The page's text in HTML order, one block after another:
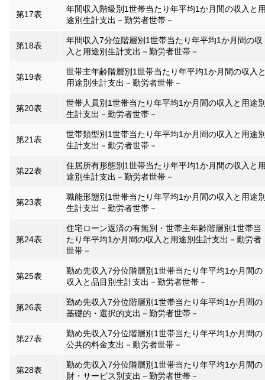
第17表
年間収入階級別1世帯当たり年平均1か月間の収入と
途別生計支出－勤労者世帯－
第18表
年間収入7分位階層別1世帯当たり年平均1か月間の収
入と用途別生計支出－勤労者世帯－
第19表
世帯主年齢階層別1世帯当たり年平均1か月間の収入
用途別生計支出－勤労者世帯－
第20表
世帯人員別1世帯当たり年平均1か月間の収入と用途
生計支出－勤労者世帯－
第21表
世帯類型別1世帯当たり年平均1か月間の収入と用途
生計支出－勤労者世帯－
第22表
住居所有形態別1世帯当たり年平均1か月間の収入と
途別生計支出－勤労者世帯－
第23表
職能形態別1世帯当たり年平均1か月間の収入と用途
生計支出－勤労者世帯－
第24表
住宅ローン返済の有無別・世帯主年齢階層別1世帯当
たり年平均1か月間の収入と用途別生計支出－勤労者
世帯－
第25表
勤め先収入7分位階層別1世帯当たり年平均1か月間の
収入と品目別生計支出－勤労者世帯－
第26表
勤め先収入7分位階層別1世帯当たり年平均1か月間の
基礎的・選択的支出－勤労者世帯－
第27表
勤め先収入7分位階層別1世帯当たり年平均1か月間の
公共的料金支出－勤労者世帯－
第28表
勤め先収入7分位階層別1世帯当たり年平均1か月間の
財・サービス別支出－勤労者世帯－